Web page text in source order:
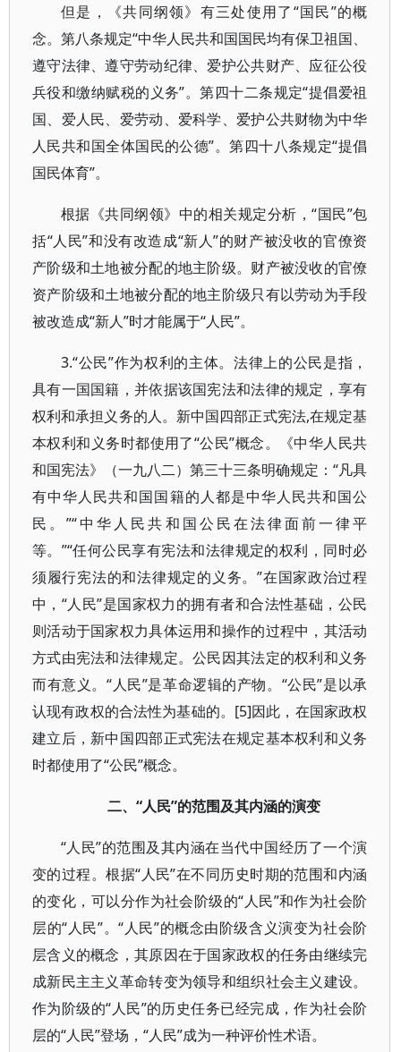
但是，《共同纲领》有三处使用了“国民”的概
念。第八条规定“中华人民共和国国民均有保卫祖国、
遵守法律、遵守劳动纪律、爱护公共财产、应征公役
兵役和缴纳赋税的义务”。第四十二条规定“提倡爱祖
国、爱人民、爱劳动、爱科学、爱护公共财物为中华
人民共和国全体国民的公德”。第四十八条规定“提倡
国民体育”。
根据《共同纲领》中的相关规定分析，“国民”包
括“人民”和没有改造成“新人”的财产被没收的官僚资
产阶级和土地被分配的地主阶级。财产被没收的官僚
资产阶级和土地被分配的地主阶级只有以劳动为手段
被改造成“新人”时才能属于“人民”。
3.“公民”作为权利的主体。法律上的公民是指，
具有一国国籍，并依据该国宪法和法律的规定，享有
权利和承担义务的人。新中国四部正式宪法,在规定基
本权利和义务时都使用了“公民”概念。《中华人民共
和国宪法》（一九八二）第三十三条明确规定：“凡具
有中华人民共和国国籍的人都是中华人民共和国公
民。”“中华人民共和国公民在法律面前一律平
等。”“任何公民享有宪法和法律规定的权利，同时必
须履行宪法的和法律规定的义务。”在国家政治过程
中，“人民”是国家权力的拥有者和合法性基础，公民
则活动于国家权力具体运用和操作的过程中，其活动
方式由宪法和法律规定。公民因其法定的权利和义务
而有意义。“人民”是革命逻辑的产物。“公民”是以承
认现有政权的合法性为基础的。[5]因此，在国家政权
建立后，新中国四部正式宪法在规定基本权利和义务
时都使用了“公民”概念。
二、“人民”的范围及其内涵的演变
“人民”的范围及其内涵在当代中国经历了一个演
变的过程。根据“人民”在不同历史时期的范围和内涵
的变化，可以分作为社会阶级的“人民”和作为社会阶
层的“人民”。“人民”的概念由阶级含义演变为社会阶
层含义的概念，其原因在于国家政权的任务由继续完
成新民主主义革命转变为领导和组织社会主义建设。
作为阶级的“人民”的历史任务已经完成，作为社会阶
层的“人民”登场，“人民”成为一种评价性术语。